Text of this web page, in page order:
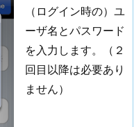
（ログイン時の）ユ
ーザ名とパスワード
を入力します。（２
回目以降は必要あり
ません）